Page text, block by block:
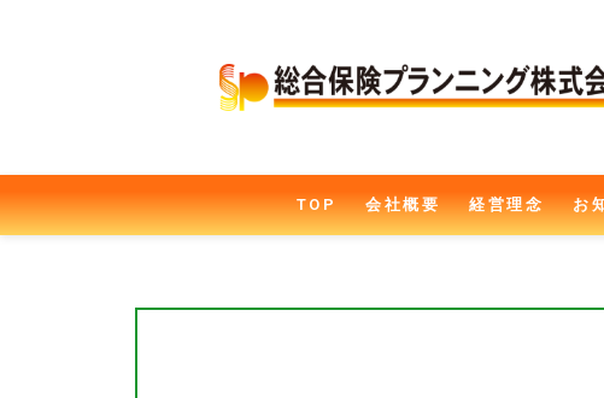
TOP 会社概要 経営理念 お